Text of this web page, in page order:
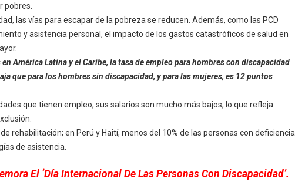
pobres.
las vías para escapar de la pobreza se reducen. Además, como las PCD
y asistencia personal, el impacto de los gastos catastróficos de salud en
América Latina y el Caribe, la tasa de empleo para hombres con discapacidad
que para los hombres sin discapacidad, y para las mujeres, es 12 puntos
que tienen empleo, sus salarios son mucho más bajos, lo que refleja
rehabilitación; en Perú y Haití, menos del 10% de las personas con deficiencia
de asistencia.
El ‘Día Internacional De Las Personas Con Discapacidad’.